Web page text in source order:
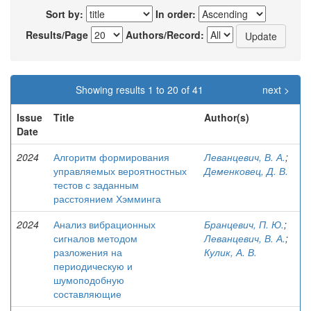
Sort by:
In order:
Results/Page
Authors/Record:
Showing results 1 to 20 of 41
next >
Issue
Date
Title Author(s)
2024
Алгоритм формирования
управляемых вероятностных
тестов с заданным
расстоянием Хэмминга
Леванцевич, В. А.;
Деменковец, Д. В.
2024
Анализ вибрационных
сигналов методом
разложения на
периодическую и
шумоподобную
составляющие
Бранцевич, П. Ю.;
Леванцевич, В. А.;
Кулик, А. В.